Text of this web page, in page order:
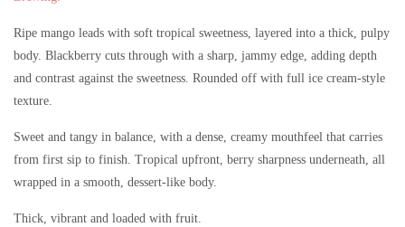
Ripe mango leads with soft tropical sweetness, layered into a thick, pulpy
body. Blackberry cuts through with a sharp, jammy edge, adding depth
and contrast against the sweetness. Rounded off with full ice cream-style
texture.
Sweet and tangy in balance, with a dense, creamy mouthfeel that carries
from first sip to finish. Tropical upfront, berry sharpness underneath, all
wrapped in a smooth, dessert-like body.
Thick, vibrant and loaded with fruit.